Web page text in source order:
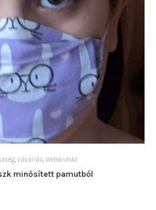
Vásárlás Webáruház
minősített pamutból